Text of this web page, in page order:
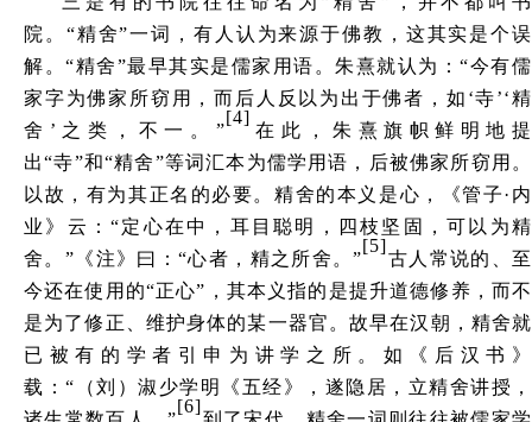
院。“精舍”一词，有人认为来源于佛教，这其实是个误
解。“精舍”最早其实是儒家用语。朱熹就认为：“今有儒
家字为佛家所窃用，而后人反以为出于佛者，如‘寺’‘精
舍’之类，不一。”
[4]
在此，朱熹旗帜鲜明地提
出“寺”和“精舍”等词汇本为儒学用语，后被佛家所窃用。
以故，有为其正名的必要。精舍的本义是心，《管子·内
业》云：“定心在中，耳目聪明，四枝坚固，可以为精
舍。”《注》曰：“心者，精之所舍。”
[5]
古人常说的、至
今还在使用的“正心”，其本义指的是提升道德修养，而不
是为了修正、维护身体的某一器官。故早在汉朝，精舍就
已被有的学者引申为讲学之所。如《后汉书》
载：“（刘）淑少学明《五经》，遂隐居，立精舍讲授，
[6]